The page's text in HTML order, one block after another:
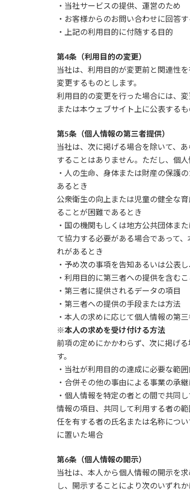
・当社サービスの提供、運営のため
・お客様からのお問い合わせに回答
・上記の利用目的に付随する目的
第4条（利用目的の変更）
当社は、利用目的が変更前と関連性
変更するものとします。
利用目的の変更を行った場合には、
または本ウェブサイト上に公表するも
第5条（個人情報の第三者提供）
当社は、次に掲げる場合を除いて、
することはありません。ただし、個
・人の生命、身体または財産の保護
あるとき
公衆衛生の向上または児童の健全な
ることが困難であるとき
・国の機関もしくは地方公共団体ま
て協力する必要がある場合であって
れがあるとき
・予め次の事項を告知あるいは公表
・利用目的に第三者への提供を含むこ
・第三者に提供されるデータの項目
・第三者への提供の手段または方法
・本人の求めに応じて個人情報の第
※本人の求めを受け付ける方法
前項の定めにかかわらず、次に掲げ
す。
・当社が利用目的の達成に必要な範
・合併その他の事由による事業の承
・個人情報を特定の者との間で共同
情報の項目、共同して利用する者の
任を有する者の氏名または名称につ
に置いた場合
第6条（個人情報の開示）
当社は、本人から個人情報の開示を
し、開示することにより次のいずれ